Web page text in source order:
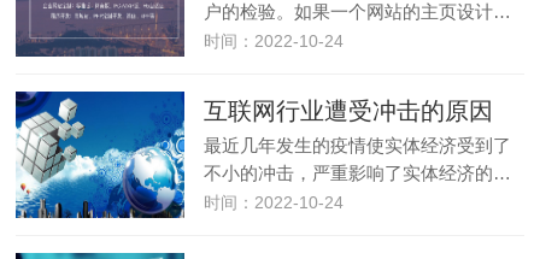
户的检验。如果一个网站的主页设计…
时间：2022-10-24
互联网行业遭受冲击的原因
最近几年发生的疫情使实体经济受到了
不小的冲击，严重影响了实体经济的…
时间：2022-10-24